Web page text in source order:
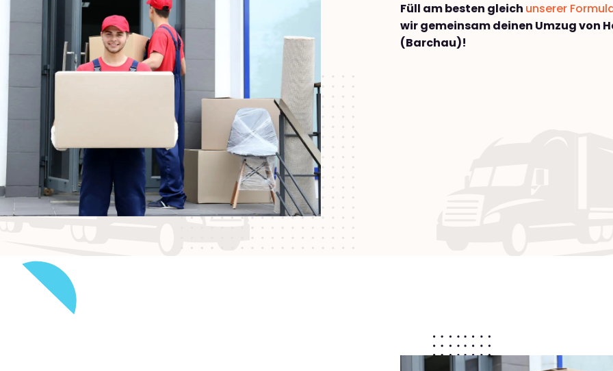
Füll am besten gleich unserer
wir gemeinsam deinen Umzug von
(Barchau)!